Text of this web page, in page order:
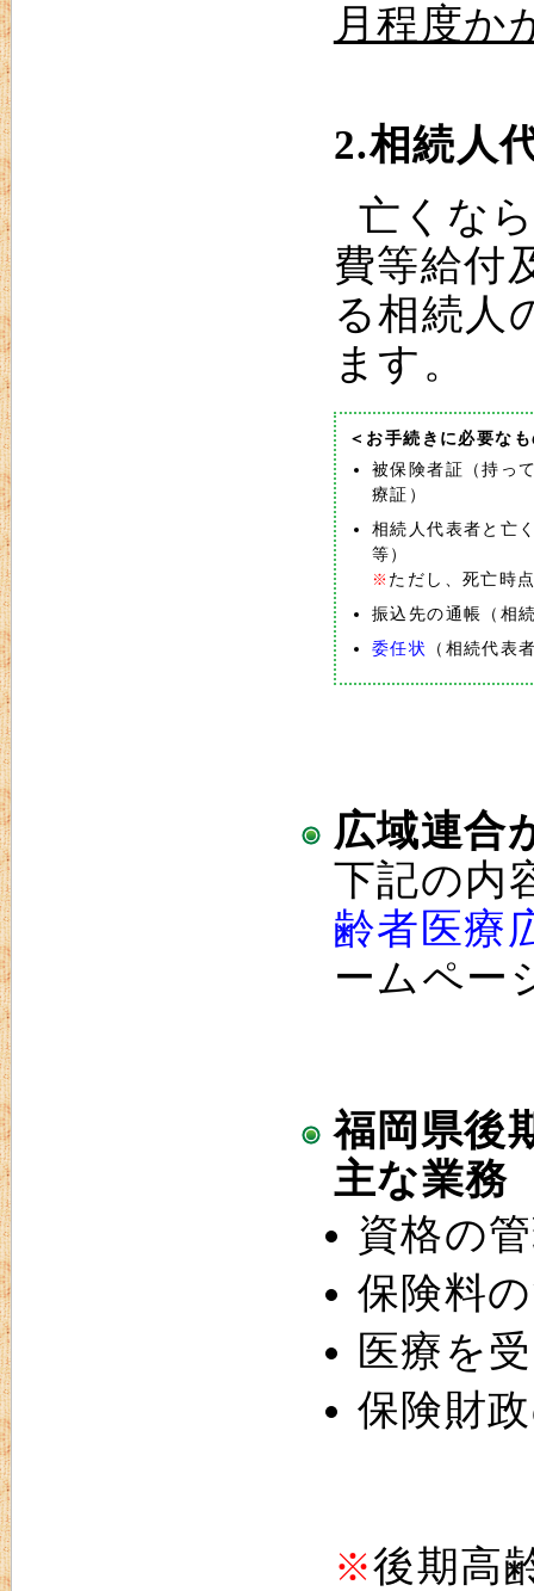
月程度か
2.相続人
亡くな
費等給付
る相続人
ます。
＜お手続きに必要な
被保険者証（持っ
療証）
相続人代表者と亡
等）
※ ただし、死亡時
振込先の通帳（相
委任状
（相続代表
広域連合
下記の内
齢者医療
ームペー
福岡県後
主な業務
資格の
保険料
医療を
保険財
※後期高